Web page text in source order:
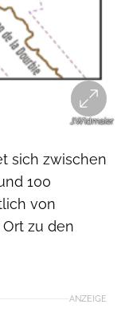
J.Widmaier
sich zwischen
100
von
zu den
ANZEIGE